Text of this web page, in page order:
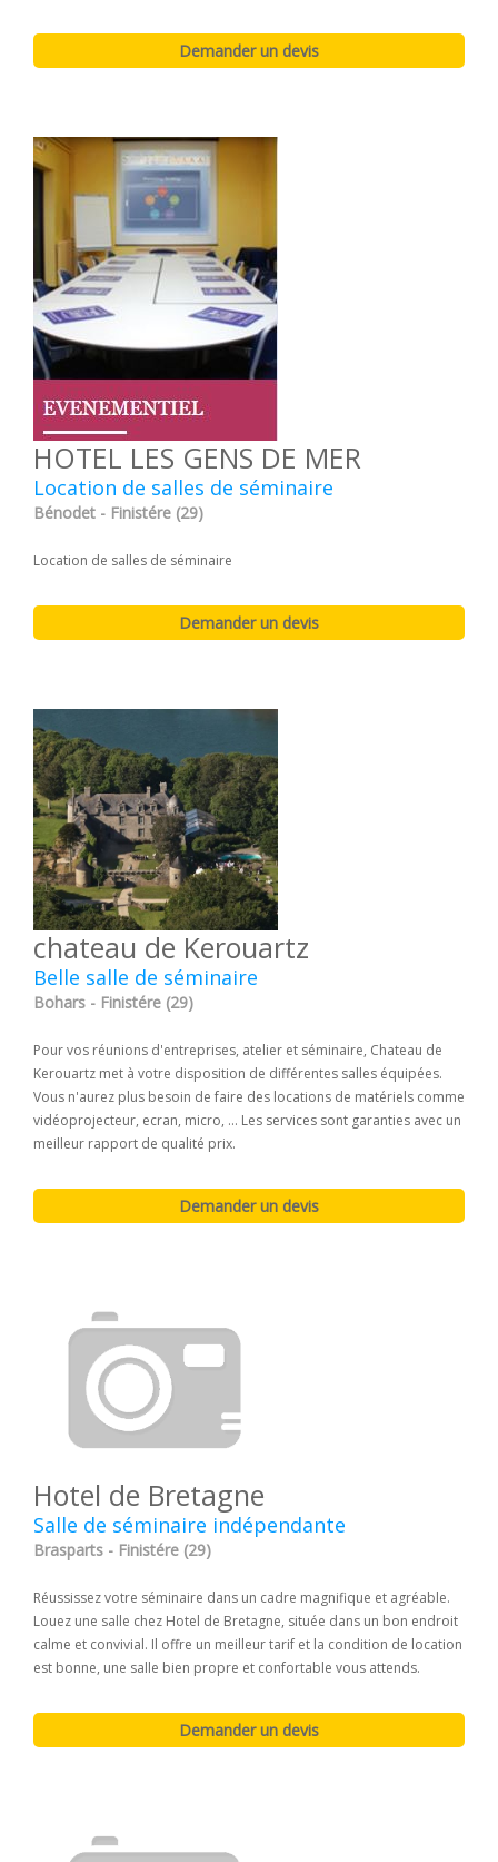
HOTEL LES GENS DE MER
Location de salles de séminaire
Bénodet - Finistére (29)
Location de salles de séminaire
chateau de Kerouartz
Belle salle de séminaire
Bohars - Finistére (29)
Pour vos réunions d'entreprises, atelier et séminaire, Chateau de
Kerouartz met à votre disposition de différentes salles équipées.
Vous n'aurez plus besoin de faire des locations de matériels comme
vidéoprojecteur, ecran, micro, ... Les services sont garanties avec un
meilleur rapport de qualité prix.
Hotel de Bretagne
Salle de séminaire indépendante
Brasparts - Finistére (29)
Réussissez votre séminaire dans un cadre magnifique et agréable.
Louez une salle chez Hotel de Bretagne, située dans un bon endroit
calme et convivial. Il offre un meilleur tarif et la condition de location
est bonne, une salle bien propre et confortable vous attends.